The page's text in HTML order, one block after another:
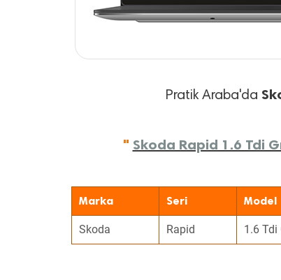
Pratik Araba'da
" Skoda Rapid 1.6 Tdi
Marka Seri Model
Skoda Rapid 1.6 Tdi